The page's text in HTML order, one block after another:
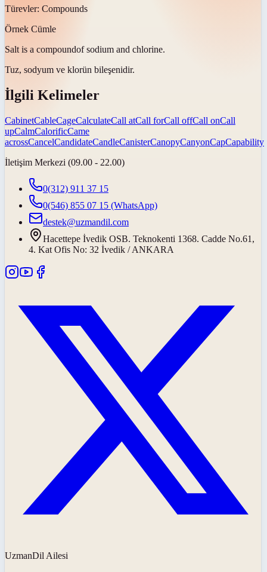
Türevler: Compounds
Örnek Cümle
Salt is a compoundof sodium and chlorine.
Tuz, sodyum ve klorün bileşenidir.
İlgili Kelimeler
CabinetCableCageCalculateCall atCall forCall offCall onCall
upCalmCalorificCame
acrossCancelCandidateCandleCanisterCanopyCanyonCapCapability
İletişim Merkezi (09.00 - 22.00)
0(312) 911 37 15
0(546) 855 07 15 (WhatsApp)
destek@uzmandil.com
Hacettepe İvedik OSB. Teknokenti 1368. Cadde No.61,
4. Kat Ofis No: 32 İvedik / ANKARA
UzmanDil Ailesi